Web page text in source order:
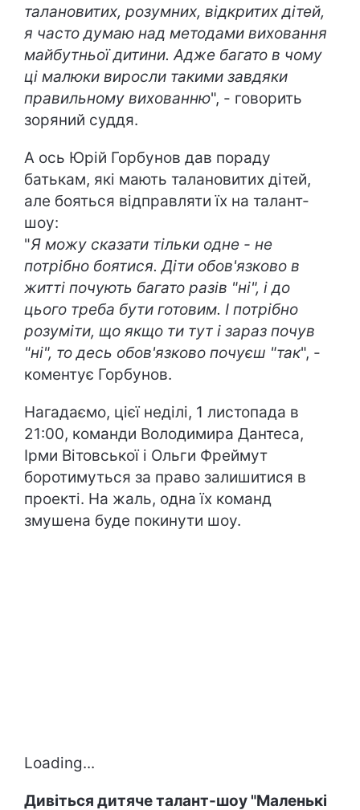
талановитих, розумних, відкритих дітей,
я часто думаю над методами виховання
майбутньої дитини. Адже багато в чому
ці малюки виросли такими завдяки
правильному вихованню", - говорить
зоряний суддя.
А ось Юрій Горбунов дав пораду
батькам, які мають талановитих дітей,
але бояться відправляти їх на талант-
шоу:
"Я можу сказати тільки одне - не
потрібно боятися. Діти обов'язково в
житті почують багато разів "ні", і до
цього треба бути готовим. І потрібно
розуміти, що якщо ти тут і зараз почув
"ні", то десь обов'язково почуєш "так", -
коментує Горбунов.
Нагадаємо, цієї неділі, 1 листопада в
21:00, команди Володимира Дантеса,
Ірми Вітовської і Ольги Фреймут
боротимуться за право залишитися в
проекті. На жаль, одна їх команд
змушена буде покинути шоу.
Loading...
Дивіться дитяче талант-шоу "Маленькі